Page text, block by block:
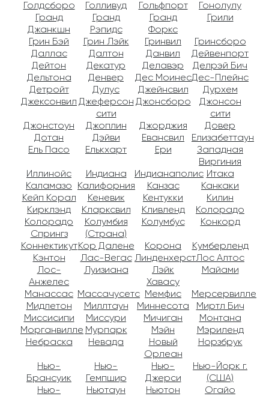
Голдсборо
Голливуд Гольфпорт
Гонолулу
Гранд
Джанкшн
Гранд
Рэпидс
Гранд
Форкс
Грили
Грин Бэй Грин Лэйк Гринвил
Гринсборо
Даллас
Далтон Данвил
Дейвенпорт
Дейтон
Декатур Делавэр
Делрэй Бич
Дельтона
Денвер Дес МоинесДес-Плейнс
Детройт
Дулус Джейнсвил
Дурхем
Джексонвил Джеферсон
сити
Джонсборо
Джонсон
сити
Джонстоун
Джоплин Джорджия
Довер
Дотан
Дэйви Евансвил
Елизабеттаун
Ель Пасо
Елькхарт Ери
Западная
Виргиния
Иллинойс
Индиана Индианаполис Итака
Каламазо
Калифорния Канзас
Канкаки
Кейп Корал
Кеневик Кентукки
Килин
Кирклэнд
Кларксвил Кливленд
Колорадо
Колорадо
Спрингз
Колумбия
(Страна)
Колумбус Конкорд
Коннектикут Кор Далене Корона
Кумберленд
Кэнтон
Лас-Вегас ЛинденхерстЛос Алтос
Лос-
Анжелес
Луизиана
Лэйк
Хавасу
Майами
Манассас Массачусетс Мемфис
Мерсервилле
Мидлетон
Миллтаун Миннесота
Миртл Бич
Миссисипи
Миссури Мичиган
Монтана
Морганвилле Мурпарк Мэйн
Мэриленд
Небраска
Невада
Новый
Орлеан
Норзбрук
Нью-
Брансуик
Нью-
Гемпшир
Нью-
Джерси
Нью-Йорк г.
(США)
Нью-
Ньютаун Ньютон Огайо